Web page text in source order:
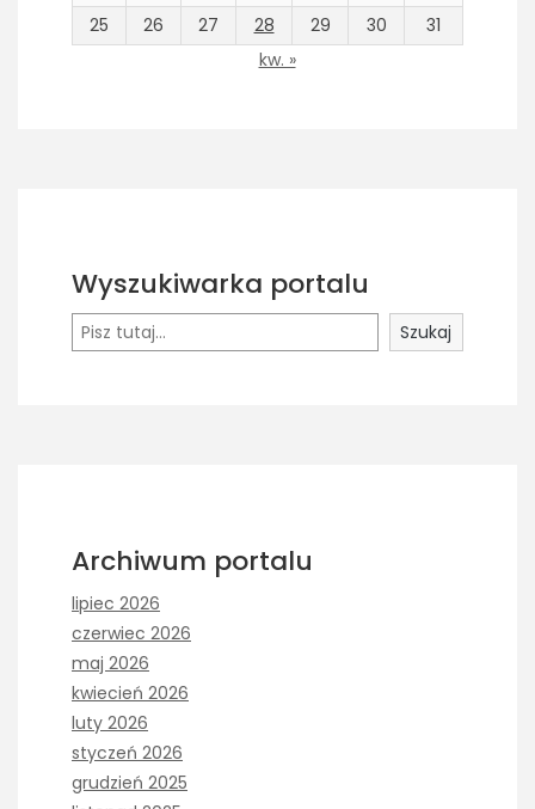
25
26 27 28 29 30
31
kw. »
Wyszukiwarka portalu
Szukaj Szukaj
Archiwum portalu
lipiec 2026
czerwiec 2026
maj 2026
kwiecień 2026
luty 2026
styczeń 2026
grudzień 2025